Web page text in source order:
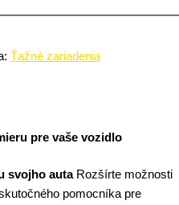
Ťažné zariadenia
pre vaše vozidlo
svojho autaRozšírte možnosti
pomocníka pre